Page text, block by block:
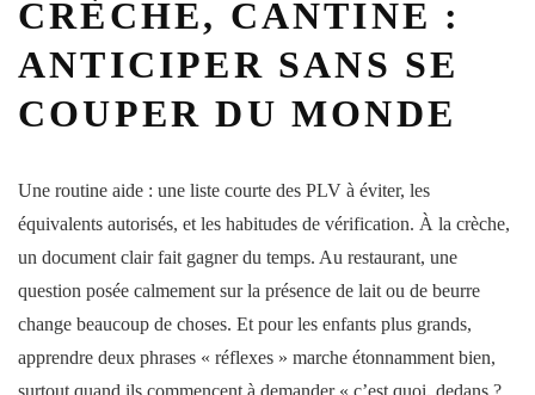
CRÈCHE, CANTINE :
ANTICIPER SANS SE
COUPER DU MONDE
Une routine aide : une liste courte des PLV à éviter, les
équivalents autorisés, et les habitudes de vérification. À la crèche,
un document clair fait gagner du temps. Au restaurant, une
question posée calmement sur la présence de lait ou de beurre
change beaucoup de choses. Et pour les enfants plus grands,
apprendre deux phrases « réflexes » marche étonnamment bien,